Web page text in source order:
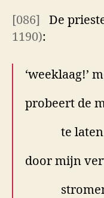
[086] De
1190):
‘weeklaag!’
probeert de
te laten
door mijn
stromen